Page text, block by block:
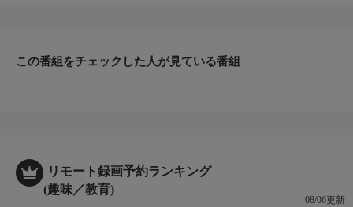
この番組をチェックした人が見ている番組
リモート録画予約ランキング
(趣味／教育)
08/06更新